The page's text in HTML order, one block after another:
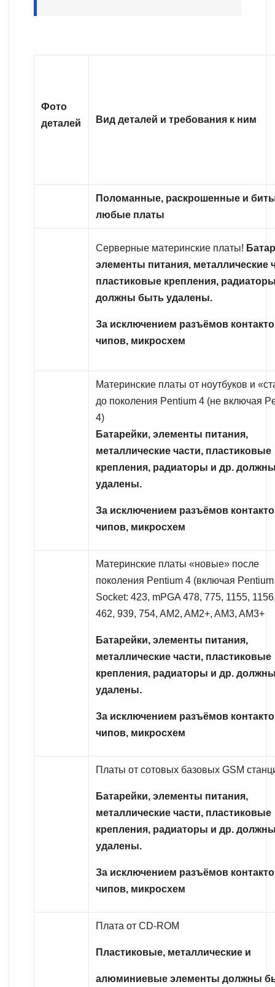
Фото
деталей
Вид деталей и требования к ним
Поломанные, раскрошенные и
любые платы
Серверные материнские платы!
элементы питания, металлические
пластиковые крепления,
должны быть удалены.
За исключением разъёмов
чипов, микросхем
Материнские платы от ноутбуков и
до поколения Pentium 4 (не включая
Батарейки, элементы питания,
металлические части, пластиковые
крепления, радиаторы и др.
удалены.
За исключением разъёмов
чипов, микросхем
Материнские платы «новые» после
поколения Pentium 4 (включая
Socket: 423, mPGA 478, 775, 1155,
462, 939, 754, AM2, AM2+, AM3, AM3+
Батарейки, элементы питания,
металлические части, пластиковые
крепления, радиаторы и др.
удалены.
За исключением разъёмов
чипов, микросхем
Платы от сотовых базовых GSM
Батарейки, элементы питания,
металлические части, пластиковые
крепления, радиаторы и др.
удалены.
За исключением разъёмов
чипов, микросхем
Плата от CD-ROM
Пластиковые, металлические и
алюминиевые элементы должны